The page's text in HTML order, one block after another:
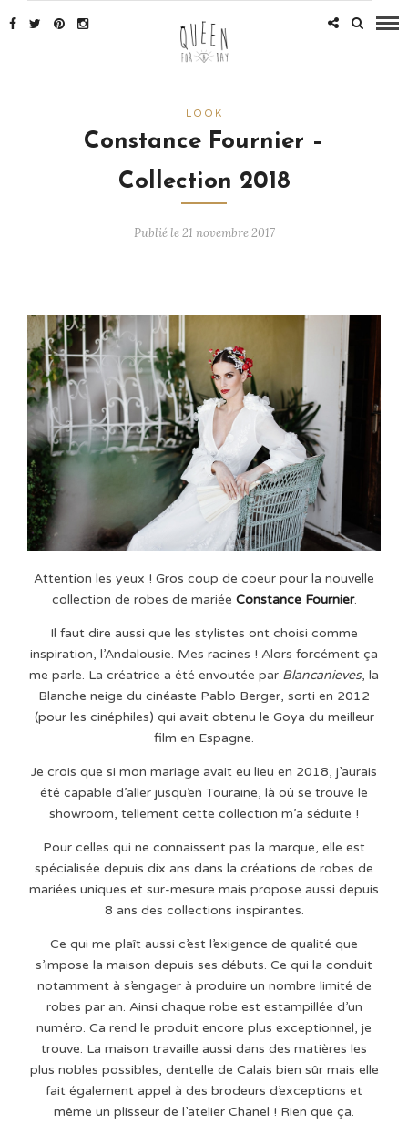
LOOK
Constance Fournier –
Collection 2018
Publié le 21 novembre 2017
Attention les yeux ! Gros coup de coeur pour la nouvelle
collection de robes de mariée Constance Fournier.
Il faut dire aussi que les stylistes ont choisi comme
inspiration, l’Andalousie. Mes racines ! Alors forcément ça
me parle. La créatrice a été envoutée par Blancanieves, la
Blanche neige du cinéaste Pablo Berger, sorti en 2012
(pour les cinéphiles) qui avait obtenu le Goya du meilleur
film en Espagne.
Je crois que si mon mariage avait eu lieu en 2018, j’aurais
été capable d’aller jusqu’en Touraine, là où se trouve le
showroom, tellement cette collection m’a séduite !
Pour celles qui ne connaissent pas la marque, elle est
spécialisée depuis dix ans dans la créations de robes de
mariées uniques et sur-mesure mais propose aussi depuis
8 ans des collections inspirantes.
Ce qui me plaît aussi c’est l’exigence de qualité que
s’impose la maison depuis ses débuts. Ce qui la conduit
notamment à s’engager à produire un nombre limité de
robes par an. Ainsi chaque robe est estampillée d’un
numéro. Ca rend le produit encore plus exceptionnel, je
trouve. La maison travaille aussi dans des matières les
plus nobles possibles, dentelle de Calais bien sûr mais elle
fait également appel à des brodeurs d’exceptions et
même un plisseur de l’atelier Chanel ! Rien que ça.